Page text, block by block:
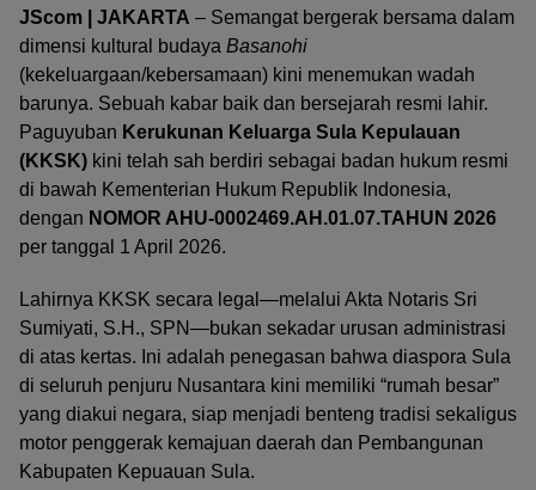
JScom | JAKARTA – Semangat bergerak bersama dalam
dimensi kultural budaya Basanohi
(kekeluargaan/kebersamaan) kini menemukan wadah
barunya. Sebuah kabar baik dan bersejarah resmi lahir.
Paguyuban Kerukunan Keluarga Sula Kepulauan
(KKSK) kini telah sah berdiri sebagai badan hukum resmi
di bawah Kementerian Hukum Republik Indonesia,
dengan NOMOR AHU-0002469.AH.01.07.TAHUN 2026
per tanggal 1 April 2026.
Lahirnya KKSK secara legal—melalui Akta Notaris Sri
Sumiyati, S.H., SPN—bukan sekadar urusan administrasi
di atas kertas. Ini adalah penegasan bahwa diaspora Sula
di seluruh penjuru Nusantara kini memiliki “rumah besar”
yang diakui negara, siap menjadi benteng tradisi sekaligus
motor penggerak kemajuan daerah dan Pembangunan
Kabupaten Kepuauan Sula.